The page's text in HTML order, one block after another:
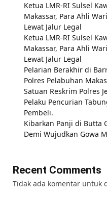
Ketua LMR-RI Sulsel
Makassar, Para Ahli
Lewat Jalur Legal
Ketua LMR-RI Sulsel
Makassar, Para Ahli
Lewat Jalur Legal
Pelarian Berakhir di
Polres Pelabuhan
Satuan Reskrim Polres
Pelaku Pencurian
Pembeli.
Kibarkan Panji di Butta
Demi Wujudkan Gowa
Recent Comments
Tidak ada komentar untuk